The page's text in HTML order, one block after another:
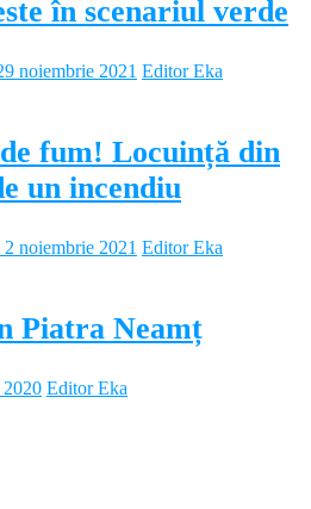
în scenariul verde
noiembrie 2021 Editor Eka
fum! Locuință din
un incendiu
noiembrie 2021 Editor Eka
Piatra Neamț
Editor Eka